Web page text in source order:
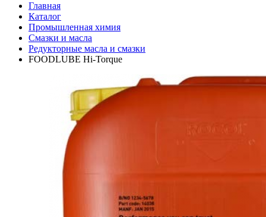
Главная
Каталог
Промышленная химия
Смазки и масла
Редукторные масла и смазки
FOODLUBE Hi-Torque